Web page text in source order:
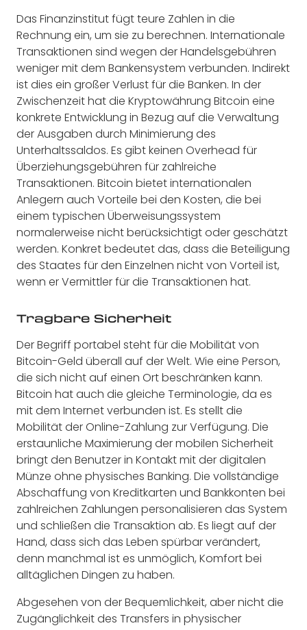
Das Finanzinstitut fügt teure Zahlen in die
Rechnung ein, um sie zu berechnen. Internationale
Transaktionen sind wegen der Handelsgebühren
weniger mit dem Bankensystem verbunden. Indirekt
ist dies ein großer Verlust für die Banken. In der
Zwischenzeit hat die Kryptowährung Bitcoin eine
konkrete Entwicklung in Bezug auf die Verwaltung
der Ausgaben durch Minimierung des
Unterhaltssaldos. Es gibt keinen Overhead für
Überziehungsgebühren für zahlreiche
Transaktionen. Bitcoin bietet internationalen
Anlegern auch Vorteile bei den Kosten, die bei
einem typischen Überweisungssystem
normalerweise nicht berücksichtigt oder geschätzt
werden. Konkret bedeutet das, dass die Beteiligung
des Staates für den Einzelnen nicht von Vorteil ist,
wenn er Vermittler für die Transaktionen hat.
Tragbare Sicherheit
Der Begriff portabel steht für die Mobilität von
Bitcoin-Geld überall auf der Welt. Wie eine Person,
die sich nicht auf einen Ort beschränken kann.
Bitcoin hat auch die gleiche Terminologie, da es
mit dem Internet verbunden ist. Es stellt die
Mobilität der Online-Zahlung zur Verfügung. Die
erstaunliche Maximierung der mobilen Sicherheit
bringt den Benutzer in Kontakt mit der digitalen
Münze ohne physisches Banking. Die vollständige
Abschaffung von Kreditkarten und Bankkonten bei
zahlreichen Zahlungen personalisieren das System
und schließen die Transaktion ab. Es liegt auf der
Hand, dass sich das Leben spürbar verändert,
denn manchmal ist es unmöglich, Komfort bei
alltäglichen Dingen zu haben.
Abgesehen von der Bequemlichkeit, aber nicht die
Zugänglichkeit des Transfers in physischer